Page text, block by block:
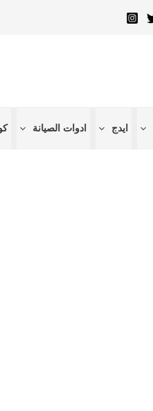
ايدج ادوات الصيانة